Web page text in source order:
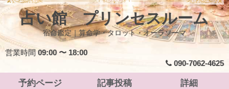
占い館 プリンセスルーム
宿命鑑定｜算命学・タロット・オーラソーマ
営業時間 09:00 〜 18:00
090-7062-4625
予約ページ 記事投稿 詳細